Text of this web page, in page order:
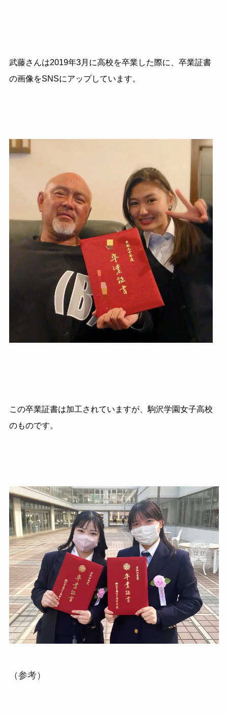
武藤さんは2019年3月に高校を卒業した際に、卒業証書
の画像をSNSにアップしています。
この卒業証書は加工されていますが、駒沢学園女子高校
のものです。
（参考）